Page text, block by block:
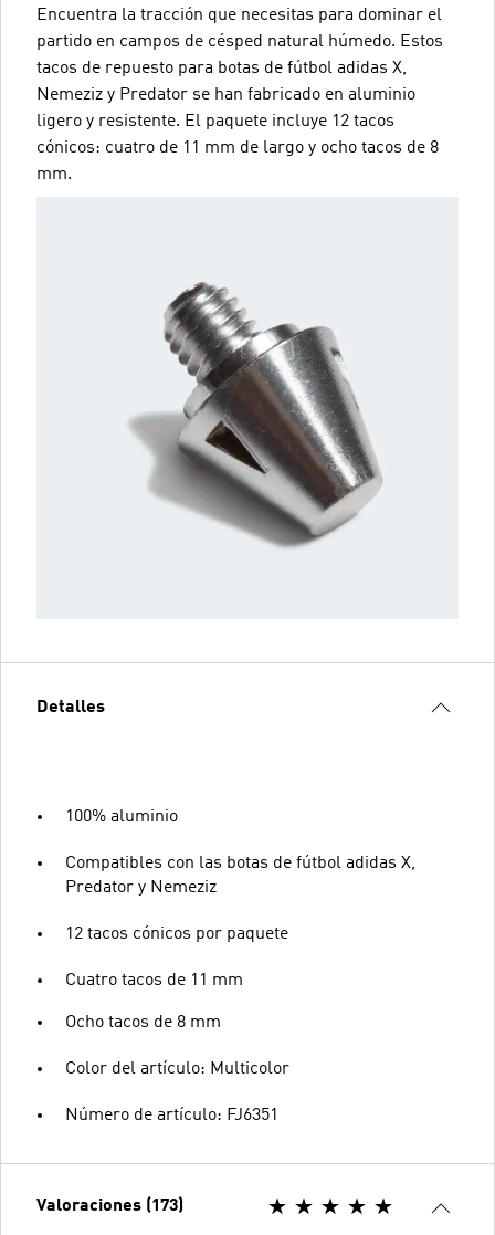
Encuentra la tracción que necesitas para dominar el
partido en campos de césped natural húmedo. Estos
tacos de repuesto para botas de fútbol adidas X,
Nemeziz y Predator se han fabricado en aluminio
ligero y resistente. El paquete incluye 12 tacos
cónicos: cuatro de 11 mm de largo y ocho tacos de 8
mm.
Detalles
100% aluminio
Compatibles con las botas de fútbol adidas X,
Predator y Nemeziz
12 tacos cónicos por paquete
Cuatro tacos de 11 mm
Ocho tacos de 8 mm
Color del artículo: Multicolor
Número de artículo: FJ6351
Valoraciones (173)